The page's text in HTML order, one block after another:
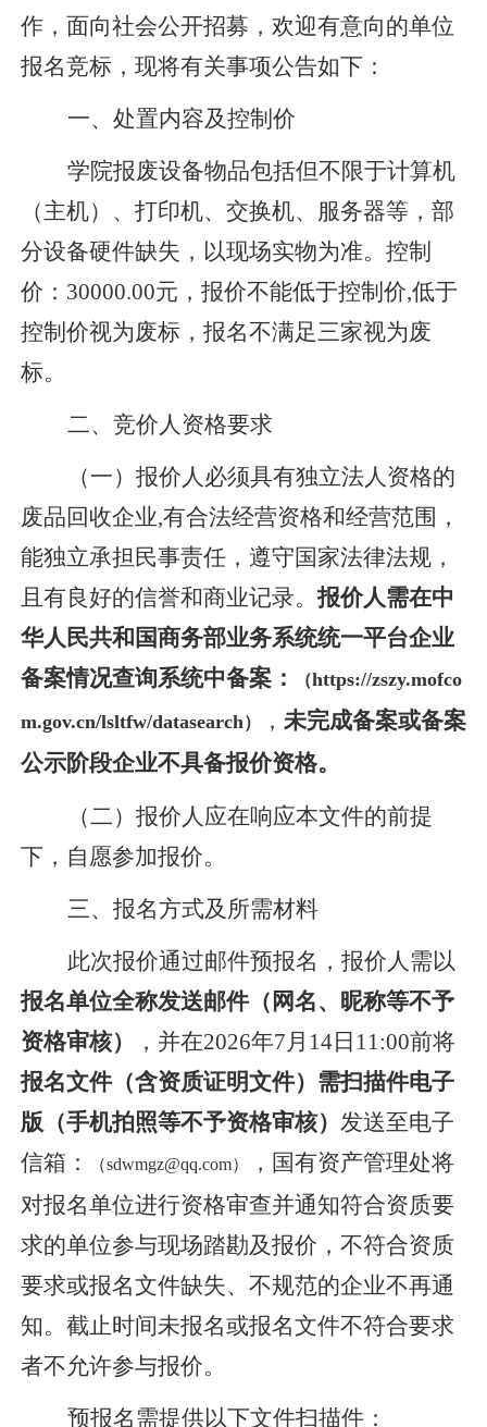
作， 面向社会公开招募，欢迎有意向的单位
报名竞标，现将有关事项公告如下：
一、 处置内容及控制价
学院报废设备物品包括但不限于计算机
（主机）、打印机、交换机、服务器等，部
分设备硬件缺失，以现场实物为准。控制
价： 30000.00元，报价不能低于控制价,低于
控制价视为废标，报名不满足三家视为废
标。
二、竞价人资格要求
（一） 报价人必须具有独立法人资格的
废品回收企业,有合法经营资格和经营范围，
能独立承担民事责任，遵守国家法律法规，
且有良好的信誉和商业记录。报价人需在中
华人民共和国商务部业务系统统一平台企业
备案情况查询系统中备案：
（https://zszy.mofco
m.gov.cn/lsltfw/datasearch） ， 未完成备案或备案
公示阶段企业不具备报价资格。
（二） 报价人应在响应本文件的前提
下，自愿参加报价。
三、报名方式及所需材料
此次报价通过邮件预报名，报价人需以
报名单位全称发送邮件（网名、昵称等不予
资格审核）
，并在2026年7月 14日 1 1 :00前将
报名文件（含资质证明文件）需扫描件电子
版（手机拍照等不予资格审核） 发送至电子
信箱：
（sdwmgz@qq.com）
，国有资产管理处将
对报名单位进行资格审查并通知符合资质要
求的单位参与现场踏勘及报价，不符合资质
要求或报名文件缺失、不规范的企业不再通
知。截止时间未报名或报名文件不符合要求
者不允许参与报价。
预报名需提供以下文件扫描件：